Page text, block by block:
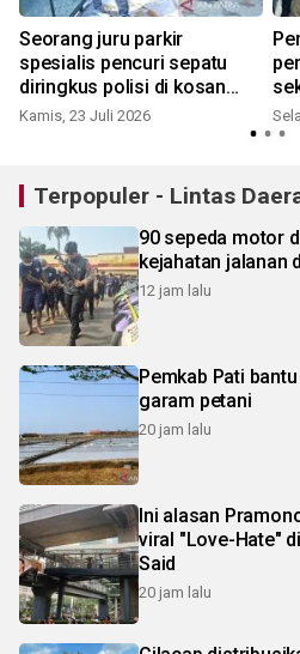
Seorang juru parkir
spesialis pencuri sepatu
diringkus polisi di kosan
Jaksel
Kamis, 23 Juli 2026
Terpopuler - Lintas
90 sepeda motor disita dalam
kejahatan jalanan
12 jam lalu
Pemkab Pati
garam petani
20 jam lalu
Ini alasan
viral "Love-Hate"
Said
20 jam lalu